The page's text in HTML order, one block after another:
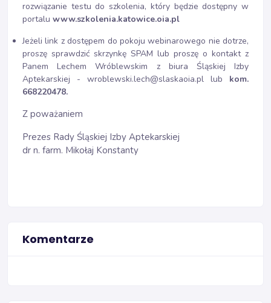
rozwiązanie testu do szkolenia, który będzie dostępny w
portalu www.szkolenia.katowice.oia.pl
Jeżeli link z dostępem do pokoju webinarowego nie dotrze,
proszę sprawdzić skrzynkę SPAM lub proszę o kontakt z
Panem Lechem Wróblewskim z biura Śląskiej Izby
Aptekarskiej - wroblewski.lech@slaskaoia.pl lub kom.
668220478.
Z poważaniem
Prezes Rady Śląskiej Izby Aptekarskiej
dr n. farm. Mikołaj Konstanty
Komentarze